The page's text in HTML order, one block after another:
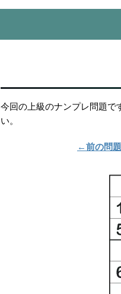
今回の上級のナンプレ問題で
い。
←前の問題